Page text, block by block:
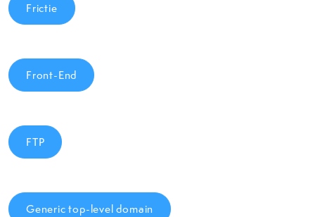
Frictie
Front-End
FTP
Generic top-level domain